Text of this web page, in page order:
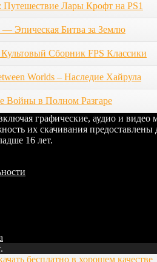
Путешествие Лары Крофт на PS1
— Эпическая Битва за Землю
Сборник FPS Классики
Worlds – Наследие Хайрула
Войны в Полном Разгаре
графические, аудио и
их скачивания
16 лет.